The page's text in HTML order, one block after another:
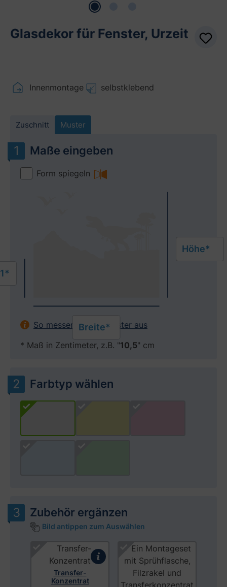
Glasdekor für Fenster, Urzeit
Innenmontage selbstklebend
Zuschnitt Muster
Maße eingeben
Form spiegeln
Breite*
Höhe*
So messen Sie Ihr Fenster aus
* Maß in Zentimeter, z.B. "10,5" cm
Farbtyp wählen
Zubehör ergänzen
Bild antippen zum Auswählen
Transfer-
Konzentrat